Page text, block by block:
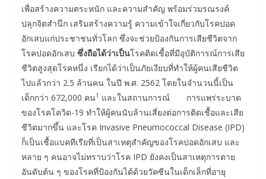
เพื่อสร้างความตระหนัก และความสำคัญ พร้อมร่วมรณรงค์
ปลุกจิตสำนึก เสริมสร้างความรู้ ความเข้าใจเกี่ยวกับโรคปอด
อักเสบแก่ประชาชนทั่วโลก ซึ่งจะช่วยป้องกันการเสียชีวิตจาก
โรคปอดอักเสบ ซึ่งถือได้ว่าเป็นโรคติดเชื้อที่มีอุบัติการณ์การเสีย
ชีวิตสูงสุดโรคหนึ่ง เรียกได้ว่าเป็นภัยเงียบที่ทำให้ผู้คนเสียชีวิต
ไปแล้วกว่า 2.5 ล้านคน ในปี พ.ศ. 2562 โดยในจำนวนนี้เป็น
เด็กกว่า 672,000 คน1 และในสถานการณ์ การแพร่ระบาด
ของโรคโควิด-19 ทำให้ผู้คนนับล้านเสี่ยงต่อการติดเชื้อและเสีย
ชีวิตมากขึ้น และโรค Invasive Pneumococcal Disease (IPD)
ก็เป็นเชื้อแบคทีเรียที่เป็นสาเหตุสำคัญของโรคปอดอักเสบ และ
หลาย ๆ คนอาจไม่ทราบว่าโรค IPD ยังคงเป็นสาเหตุการตาย
อันดับต้น ๆ ของโรคที่ป้องกันได้ด้วยวัคซีนในเด็กเล็กที่อายุ